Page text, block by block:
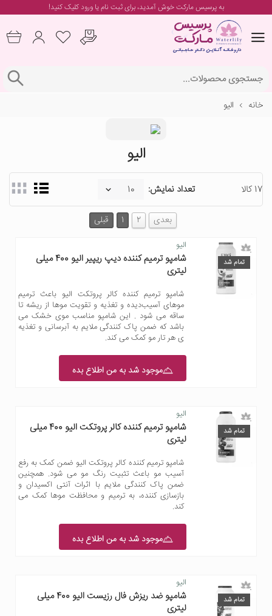
به پرسیس مارکت خوش آمدید، برایثبت نام یا ورودکلیک کنید!
خانه الیو
الیو
17 کالا تعداد نمایش:
قبلی 1 2 بعدی
تمام شد
الیو
شامپو ترمیم کننده دیپ ریپیر الیو 400 میلی
لیتری
شامپو ترمیم کننده کالر پروتکت الیو باعث ترمیم
موهای آسیب‌دیده و تغذیه و تقویت موها از ریشه تا
ساقه می شود . این شامپو مناسب موی خشک می
باشد که ضمن پاک کنندگی ملایم به آبرسانی و تغذیه
ی هر تار مو کمک می کند.
موجود شد به من اطلاع بده
تمام شد
الیو
شامپو ترمیم کننده کالر پروتکت الیو 400 میلی
لیتری
شامپو ترمیم کننده کالر پروتکت الیو ضمن کمک به رفع
آسیب مو باعث تثبیت رنگ مو می شود. همچنین
ضمن پاک کنندگی ملایم با اثرات آنتی اکسیدان و
بازسازی کننده، به ترمیم و محافظت موها کمک می
کند.
موجود شد به من اطلاع بده
تمام شد
الیو
شامپو ضد ریزش فال رزیست الیو 400 میلی
لیتری